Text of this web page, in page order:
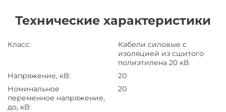
Технические характеристики
Класс:
Кабели силовые с
изоляцией из сшитого
полиэтилена 20 кВ
Напряжение, кВ:
20
Номинальное
переменное напряжение,
до, кВ:
20